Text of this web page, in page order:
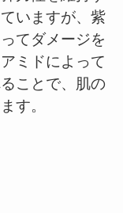
いますが、紫
てダメージを
ミドによって
ことで、肌の
す。